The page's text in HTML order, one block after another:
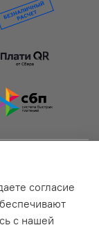
согласие
с нашей